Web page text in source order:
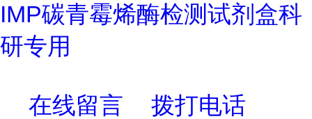
IMP碳青霉烯酶检测试剂盒科
研专用
在线留言 拨打电话